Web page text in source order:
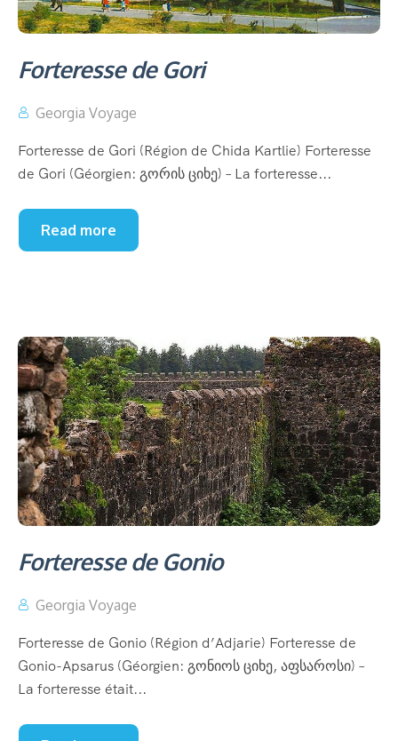
Forteresse de Gori
Georgia Voyage
Forteresse de Gori (Région de Chida Kartlie) Forteresse
de Gori (Géorgien: გორის ციხე) – La forteresse...
Read more
Forteresse de Gonio
Georgia Voyage
Forteresse de Gonio (Région d’Adjarie) Forteresse de
Gonio-Apsarus (Géorgien: გონიოს ციხე, აფსაროსი) –
La forteresse était...